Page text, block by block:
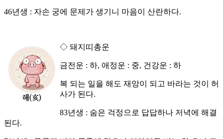
46년생 : 자손 궁에 문제가 생기니 마음이 산란하다.
◇ 돼지띠총운
금전운 : 하, 애정운 : 중, 건강운 : 하
복 되는 일을 해도 재앙이 되고 바라는 것이 허
사가 된다.
83년생 : 숨은 걱정으로 답답하나 저녁에 해결
된다.